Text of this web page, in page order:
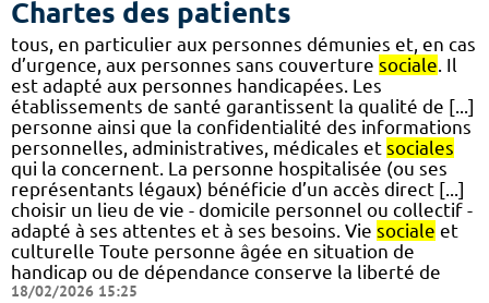
Chartes des patients
tous, en particulier aux personnes démunies et, en cas
d’urgence, aux personnes sans couverture sociale. Il
est adapté aux personnes handicapées. Les
établissements de santé garantissent la qualité de [...]
personne ainsi que la confidentialité des informations
personnelles, administratives, médicales et sociales
qui la concernent. La personne hospitalisée (ou ses
représentants légaux) bénéficie d’un accès direct [...]
choisir un lieu de vie - domicile personnel ou collectif -
adapté à ses attentes et à ses besoins. Vie sociale et
culturelle Toute personne âgée en situation de
handicap ou de dépendance conserve la liberté de
18/02/2026 15:25